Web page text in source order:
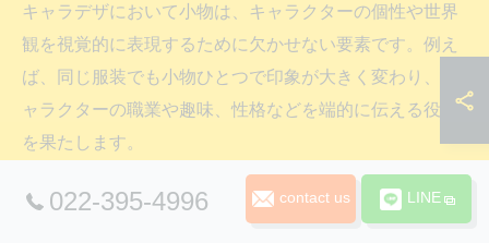
キャラデザにおいて小物は、キャラクターの個性や世界
観を視覚的に表現するために欠かせない要素です。例え
ば、同じ服装でも小物ひとつで印象が大きく変わり、キ
ャラクターの職業や趣味、性格などを端的に伝える役割
を果たします。
初心者の方は「キャラデザが決まらない」と感じること
が多いですが、小物を意識的に取り入れることでアイデ
022-395-4996 contact us LINE